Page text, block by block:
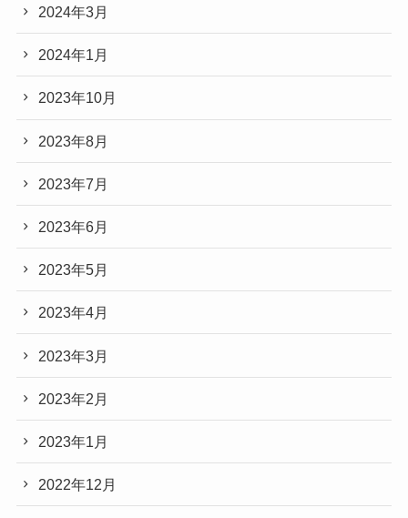
2024年3月
2024年1月
2023年10月
2023年8月
2023年7月
2023年6月
2023年5月
2023年4月
2023年3月
2023年2月
2023年1月
2022年12月